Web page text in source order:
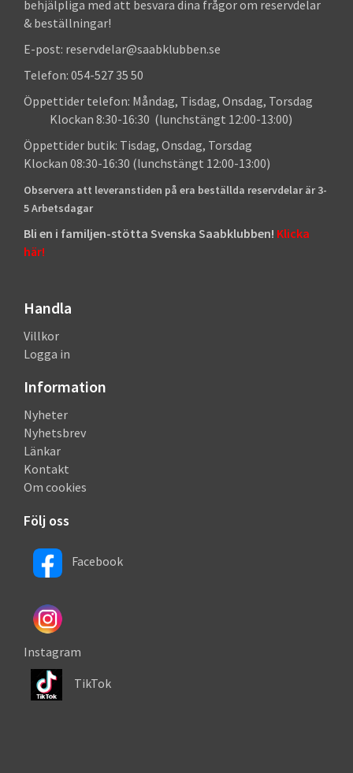
behjälpliga med att besvara dina frågor om reservdelar
& beställningar!
E-post: reservdelar@saabklubben.se
Telefon: 054-527 35 50
Öppettider telefon: Måndag, Tisdag, Onsdag, Torsdag
Klockan 8:30-16:30 (lunchstängt 12:00-13:00)
Öppettider butik: Tisdag, Onsdag, Torsdag
Klockan 08:30-16:30 (lunchstängt 12:00-13:00)
Observera att leveranstiden på era beställda reservdelar är 3-
5 Arbetsdagar
Bli en i familjen-stötta Svenska Saabklubben! Klicka
här!
Handla
Villkor
Logga in
Information
Nyheter
Nyhetsbrev
Länkar
Kontakt
Om cookies
Följ oss
Facebook
Instagram
TikTok